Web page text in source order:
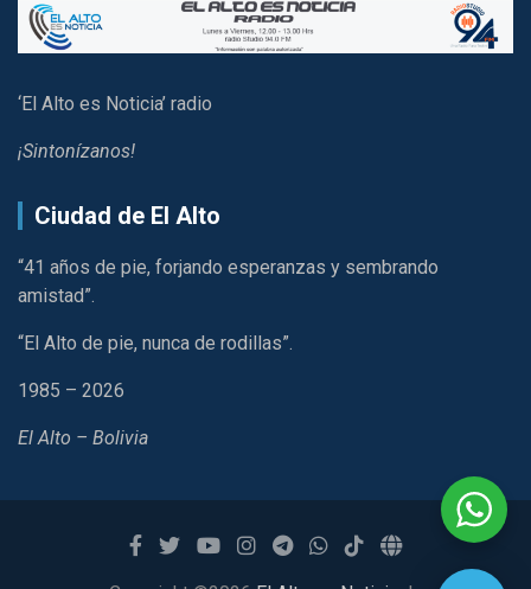
‘El Alto es Noticia’ radio
¡Sintonízanos!
Ciudad de El Alto
“41 años de pie, forjando esperanzas y sembrando
amistad”.
“El Alto de pie, nunca de rodillas”.
1985 – 2026
El Alto – Bolivia